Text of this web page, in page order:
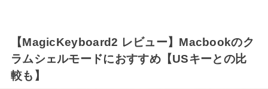
【MagicKeyboard2 レビュー】Macbookのク
ラムシェルモードにおすすめ【USキーとの比
較も】